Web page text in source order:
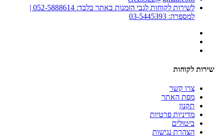
לשירות לקוחות לגבי הזמנות באתר בלבד: 052-5888614 |
למספרה: 03-5445393
שירות לקוחות
צרו קשר
מפת האתר
תקנון
מדיניות פרטיות
ביטולים
הצהרת נגישות